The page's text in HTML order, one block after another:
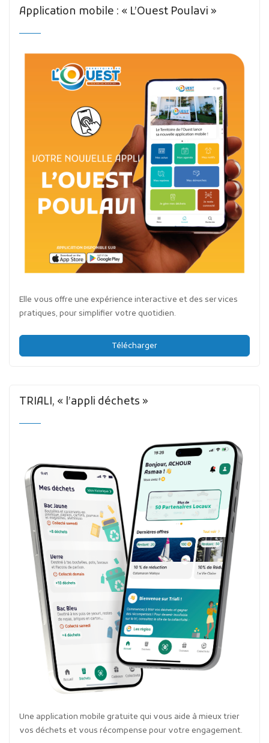
Application mobile : « L’Ouest Poulavi »
Elle vous offre une expérience interactive et des services
pratiques, pour simplifier votre quotidien.
Télécharger
TRIALI, « l’appli déchets »
Une application mobile gratuite qui vous aide à mieux trier
vos déchets et vous récompense pour votre engagement.